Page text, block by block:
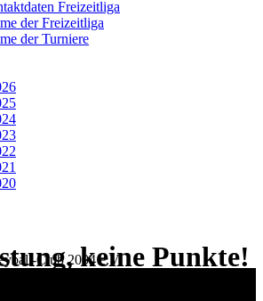
Freizeitliga
der Freizeitliga
der Turniere
keine Punkte!